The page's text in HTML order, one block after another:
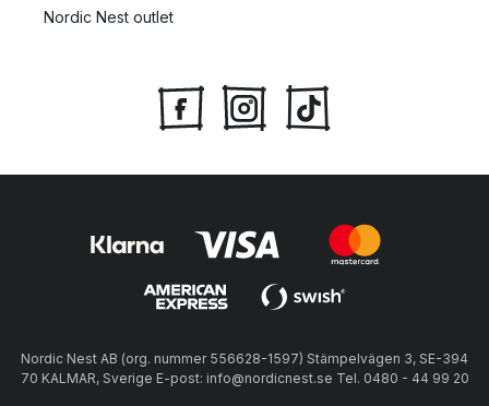
Nordic Nest outlet
Nordic Nest AB (org. nummer 556628-1597) Stämpelvägen 3, SE-394
70 KALMAR, Sverige E-post: info@nordicnest.se Tel. 0480 - 44 99 20